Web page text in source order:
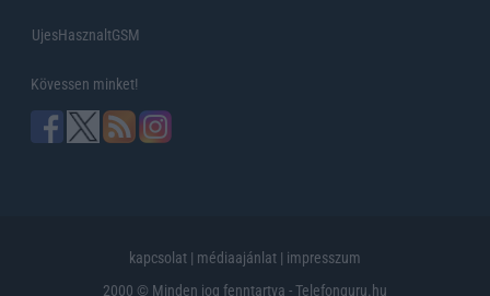
UjesHasznaltGSM
Kövessen minket!
kapcsolat | médiaajánlat | impresszum
2000 © Minden jog fenntartva - Telefonguru.hu